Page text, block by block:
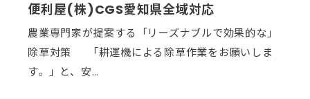
便利屋(株)CGS愛知県全域対応
農業専門家が提案する「リーズナブルで効果的な」
除草対策 「耕運機による除草作業をお願いしま
す。」と、安…